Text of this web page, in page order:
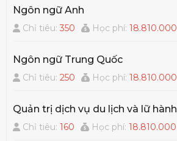
Ngôn ngữ Anh
Chỉ tiêu:350 Học phí:18.810.000
Ngôn ngữ Trung Quốc
Chỉ tiêu:250 Học phí:18.810.000
Quản trị dịch vụ du lịch và lữ hành
Chỉ tiêu:160 Học phí:18.810.000